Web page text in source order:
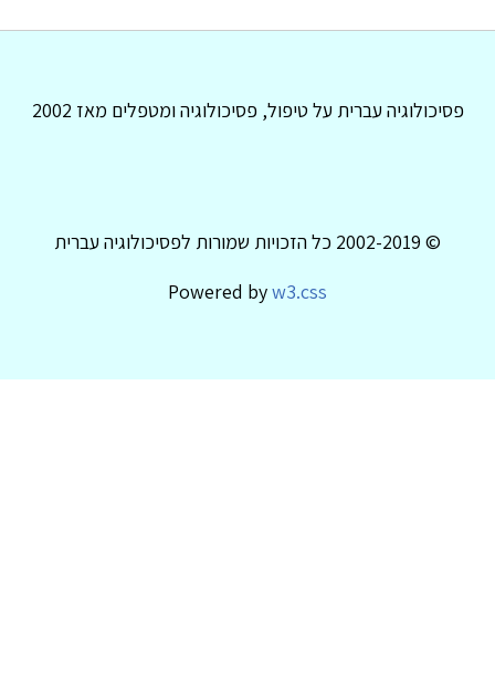
פסיכולוגיה עברית על טיפול, פסיכולוגיה ומטפלים מאז 2002
© 2002-2019 כל הזכויות שמורות לפסיכולוגיה עברית
Powered byw3.css